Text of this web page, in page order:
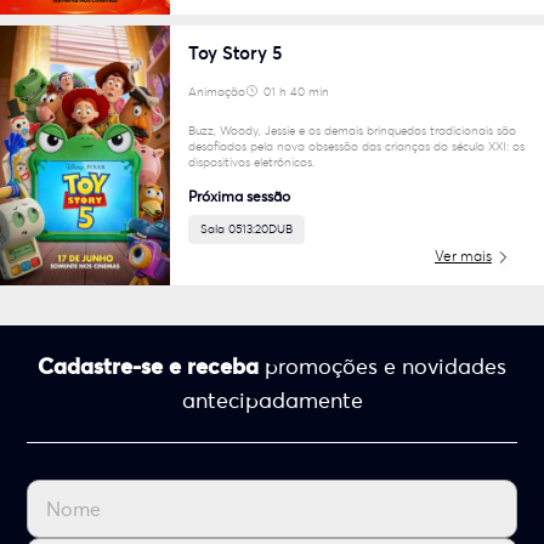
Toy Story 5
Animação 01 h 40 min
Buzz, Woody, Jessie e os demais brinquedos tradicionais são
desafiados pela nova obsessão das crianças do século XXI: os
dispositivos eletrônicos.
Próxima sessão
Sala 0513:20DUB
Ver mais
Cadastre-se e receba promoções e novidades
antecipadamente